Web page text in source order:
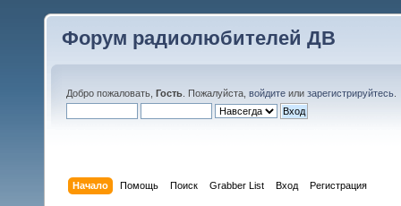
Форум радиолюбителей ДВ
Добро пожаловать, Гость . Пожалуйста, войдите или зарегистрируйтесь
Начало Помощь Поиск Grabber List Вход Регистрация